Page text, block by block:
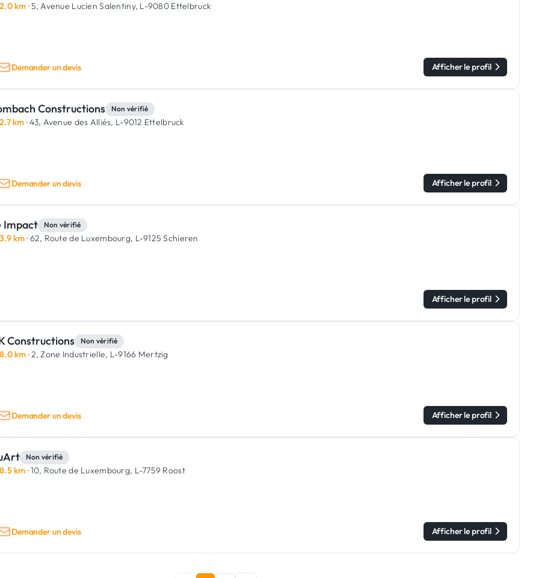
2.0 km · 5, Avenue Lucien Salentiny, L-9080 Ettelbruck
Demander un devis Afficher le profil
Constructions Non vérifié
2.7 km · 43, Avenue des Alliés, L-9012 Ettelbruck
Demander un devis Afficher le profil
Impact Non vérifié
3.9 km · 62, Route de Luxembourg, L-9125 Schieren
Afficher le profil
Constructions Non vérifié
8.0 km · 2, Zone Industrielle, L-9166 Mertzig
Demander un devis Afficher le profil
Non vérifié
8.5 km · 10, Route de Luxembourg, L-7759 Roost
Demander un devis Afficher le profil